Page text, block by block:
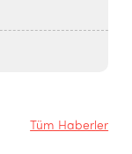
Tüm Haberler